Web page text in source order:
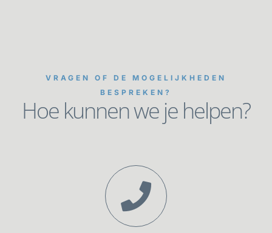
VRAGEN OF DE MOGELIJKHEDEN
BESPREKEN?
Hoe kunnen we je helpen?